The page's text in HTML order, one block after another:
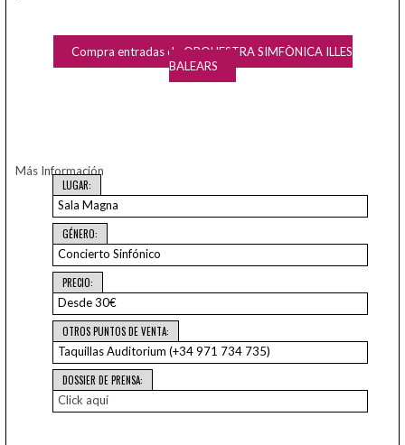
Compra entradas de ORQUESTRA SIMFÒNICA ILLES
BALEARS
Más Información
LUGAR:
Sala Magna
GÉNERO:
Concierto Sinfónico
PRECIO:
Desde 30€
OTROS PUNTOS DE VENTA:
Taquillas Auditorium (+34 971 734 735)
DOSSIER DE PRENSA:
Click aquí